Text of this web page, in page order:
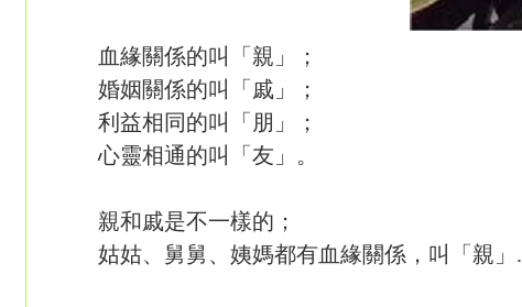
血緣關係的叫「親」；
婚姻關係的叫「戚」；
利益相同的叫「朋」；
心靈相通的叫「友」。
親和戚是不一樣的；
姑姑、舅舅、姨媽都有血緣關係，叫「親」.